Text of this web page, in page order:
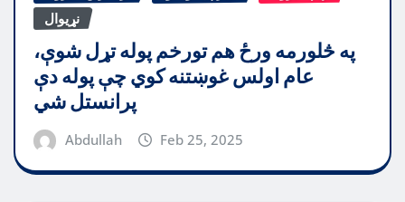
نړیوال
په څلورمه ورځ هم تورخم پوله تړل شوې،
عام اولس غوښتنه کوي چې پوله دې
پرانستل شي
Abdullah Feb 25, 2025